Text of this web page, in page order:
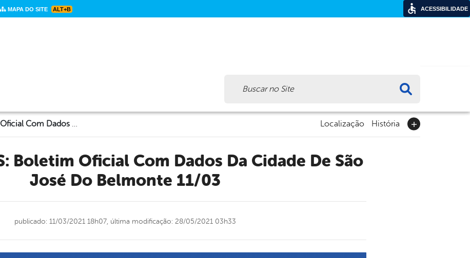
MAPA DO SITE ALT+B
CORONAVÍRUS: Boletim Oficial Com Dados Da Cidade De São José Do Belmonte 11/03 Localização História
José Do Belmonte 11/03
publicado: 11/03/2021 18h07, última modificação: 28/05/2021 03h33
ACESSIBILIDADE